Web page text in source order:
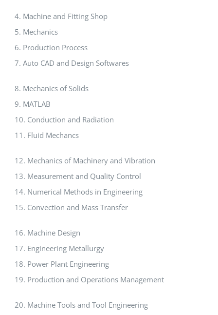
4. Machine and Fitting Shop
5. Mechanics
6. Production Process
7. Auto CAD and Design Softwares
8. Mechanics of Solids
9. MATLAB
10. Conduction and Radiation
11. Fluid Mechancs
12. Mechanics of Machinery and Vibration
13. Measurement and Quality Control
14. Numerical Methods in Engineering
15. Convection and Mass Transfer
16. Machine Design
17. Engineering Metallurgy
18. Power Plant Engineering
19. Production and Operations Management
20. Machine Tools and Tool Engineering